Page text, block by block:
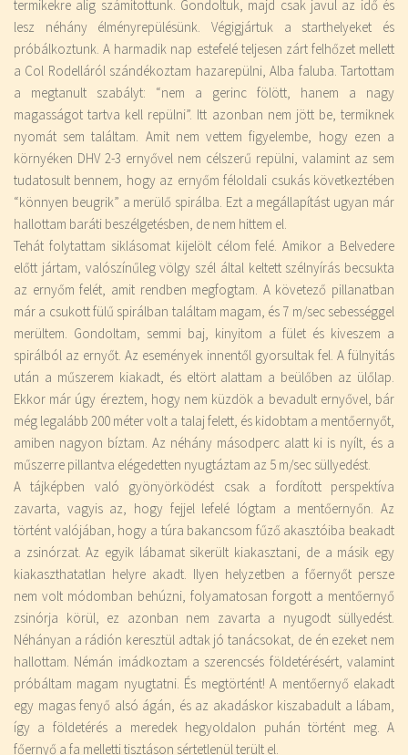
termikekre alig számítottunk. Gondoltuk, majd csak javul az idő és
lesz néhány élményrepülésünk. Végigjártuk a starthelyeket és
próbálkoztunk. A harmadik nap estefelé teljesen zárt felhőzet mellett
a Col Rodelláról szándékoztam hazarepülni, Alba faluba. Tartottam
a megtanult szabályt: “nem a gerinc fölött, hanem a nagy
magasságot tartva kell repülni”. Itt azonban nem jött be, termiknek
nyomát sem találtam. Amit nem vettem figyelembe, hogy ezen a
környéken DHV 2-3 ernyővel nem célszerű repülni, valamint az sem
tudatosult bennem, hogy az ernyőm féloldali csukás következtében
“könnyen beugrik” a merülő spirálba. Ezt a megállapítást ugyan már
hallottam baráti beszélgetésben, de nem hittem el.
Tehát folytattam siklásomat kijelölt célom felé. Amikor a Belvedere
előtt jártam, valószínűleg völgy szél által keltett szélnyírás becsukta
az ernyőm felét, amit rendben megfogtam. A követező pillanatban
már a csukott fülű spirálban találtam magam, és 7 m/sec sebességgel
merültem. Gondoltam, semmi baj, kinyitom a fület és kiveszem a
spirálból az ernyőt. Az események innentől gyorsultak fel. A fülnyitás
után a műszerem kiakadt, és eltört alattam a beülőben az ülőlap.
Ekkor már úgy éreztem, hogy nem küzdök a bevadult ernyővel, bár
még legalább 200 méter volt a talaj felett, és kidobtam a mentőernyőt,
amiben nagyon bíztam. Az néhány másodperc alatt ki is nyílt, és a
műszerre pillantva elégedetten nyugtáztam az 5 m/sec süllyedést.
A tájképben való gyönyörködést csak a fordított perspektíva
zavarta, vagyis az, hogy fejjel lefelé lógtam a mentőernyőn. Az
történt valójában, hogy a túra bakancsom fűző akasztóiba beakadt
a zsinórzat. Az egyik lábamat sikerült kiakasztani, de a másik egy
kiakaszthatatlan helyre akadt. Ilyen helyzetben a főernyőt persze
nem volt módomban behúzni, folyamatosan forgott a mentőernyő
zsinórja körül, ez azonban nem zavarta a nyugodt süllyedést.
Néhányan a rádión keresztül adtak jó tanácsokat, de én ezeket nem
hallottam. Némán imádkoztam a szerencsés földetérésért, valamint
próbáltam magam nyugtatni. És megtörtént! A mentőernyő elakadt
egy magas fenyő alsó ágán, és az akadáskor kiszabadult a lábam,
így a földetérés a meredek hegyoldalon puhán történt meg. A
főernyő a fa melletti tisztáson sértetlenül terült el.